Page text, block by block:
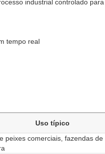
industrial controlado
tempo real
Uso típico
peixes comerciais, fazendas de